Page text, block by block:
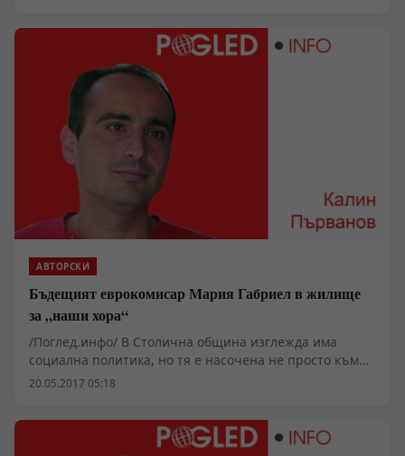
АВТОРСКИ
Бъдещият еврокомисар Мария Габриел в жилище
за „наши хора“
/Поглед.инфо/ В Столична община изглежда има
социална политика, но тя е насочена не просто към
социално слабите, а към „социално слабите“
20.05.2017 05:18